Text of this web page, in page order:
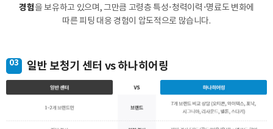
경험을 보유하고 있으며,그만큼 고령층 특성·청력이력·명료도 변화에
따른 피팅 대응 경험이 압도적으로 많습니다.
03 일반 보청기 센터 vs 하나히어링